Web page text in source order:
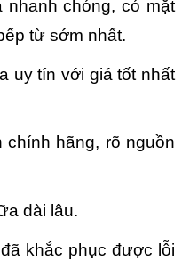
chóng, có mặt
từ sớm nhất.
uy tín với giá tốt nhất
hãng, rõ nguồn
dài lâu.
khắc phục được lỗi